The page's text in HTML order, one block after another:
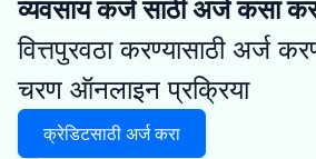
व्यवसाय कर्ज साठी अर्ज कसा
वित्तपुरवठा करण्यासाठी अर्ज
चरण ऑनलाइन प्रक्रिया
क्रेडिटसाठी अर्ज करा